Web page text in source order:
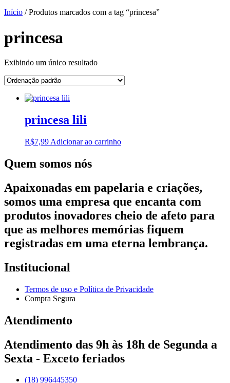
Início / Produtos marcados com a tag “princesa”
princesa
Exibindo um único resultado
princesa lili
R$7,99 Adicionar ao carrinho
Quem somos nós
Apaixonadas em papelaria e criações,
somos uma empresa que encanta com
produtos inovadores cheio de afeto para
que as melhores memórias fiquem
registradas em uma eterna lembrança.
Institucional
Termos de uso e Política de Privacidade
Compra Segura
Atendimento
Atendimento das 9h às 18h de Segunda a
Sexta - Exceto feriados
(18) 996445350